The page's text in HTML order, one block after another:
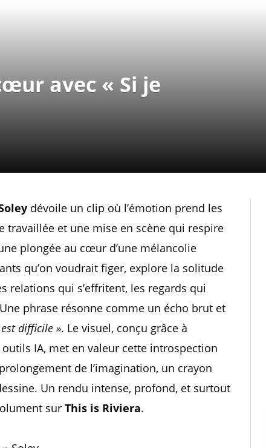
avec « Si je
dévoile un clip où l’émotion prend les
travaillée et une mise en scène qui respire
plongée au cœur d’une mélancolie
qu’on voudrait figer, explore la solitude
relations qui s’effritent, les regards qui
phrase résonne comme un écho brut et
difficile ». Le visuel, conçu grâce à
IA, met en valeur cette introspection
de l’imagination, un crayon
Un rendu intense, profond, et surtout
sur This is Riviera.